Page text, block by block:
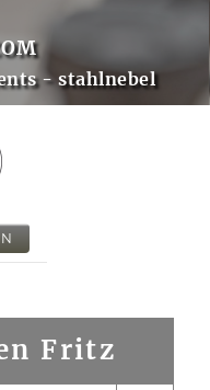
- stahlnebel
Fritz